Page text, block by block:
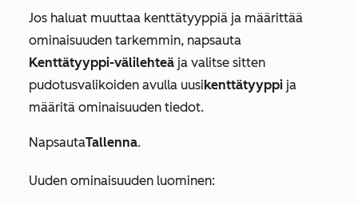
Jos haluat muuttaa kenttätyyppiä ja määrittää
ominaisuuden tarkemmin, napsauta
Kenttätyyppi-välilehteä ja valitse sitten
pudotusvalikoiden avulla uusi kenttätyyppi ja
määritä ominaisuuden tiedot.
NapsautaTallenna.
Uuden ominaisuuden luominen: